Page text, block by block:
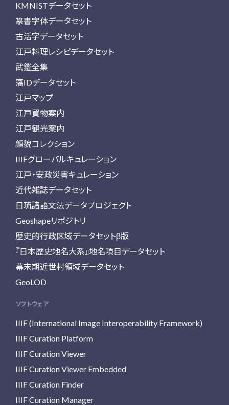
KMNISTデータセット
篆書字体データセット
古活字データセット
江戸料理レシピデータセット
武鑑全集
藩IDデータセット
江戸マップ
江戸買物案内
江戸観光案内
顔貌コレクション
IIIFグローバルキュレーション
江戸・安政災害キュレーション
近代雑誌データセット
日琉諸語文法データプロジェクト
Geoshapeリポジトリ
歴史的行政区域データセットβ版
『日本歴史地名大系』地名項目データセット
幕末期近世村領域データセット
GeoLOD
ソフトウェア
IIIF (International Image Interoperability Framework)
IIIF Curation Platform
IIIF Curation Viewer
IIIF Curation Viewer Embedded
IIIF Curation Finder
IIIF Curation Manager